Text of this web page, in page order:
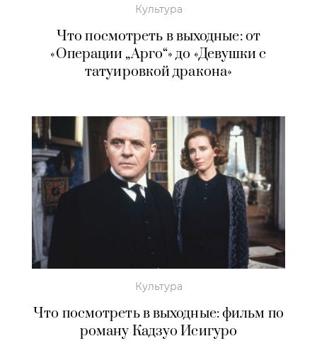
Культура
Что посмотреть в выходные: от
«Операции „Арго“» до «Девушки с
татуировкой дракона»
Культура
Что посмотреть в выходные: фильм по
роману Кадзуо Исигуро